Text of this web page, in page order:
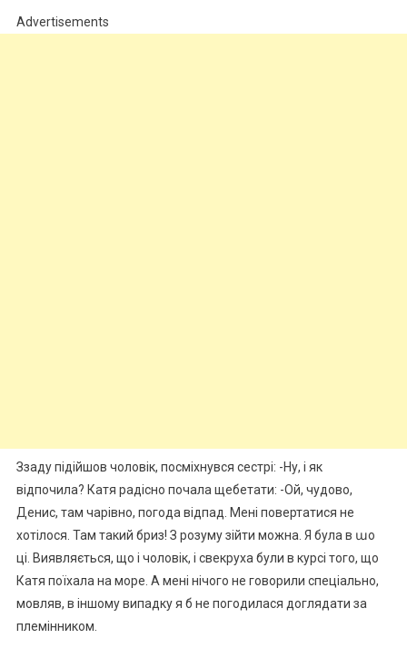
Advertisements
Ззаду підійшов чоловік, посміхнувся сестрі: -Ну, і як
відпочила? Катя радісно почала щебетати: -Ой, чудово,
Денис, там чарівно, погода відпад. Мені повертатися не
хотілося. Там такий бриз! З розуму зійти можна. Я була в աo
ці. Виявляється, що і чоловік, і свекруха були в курсі того, що
Катя поїхала на море. А мені нічого не говорили спеціально,
мовляв, в іншому випадку я б не погодилася доглядати за
племінником.